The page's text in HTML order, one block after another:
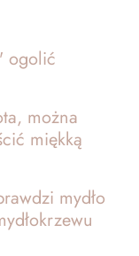
ogolić
można
miękką
mydło